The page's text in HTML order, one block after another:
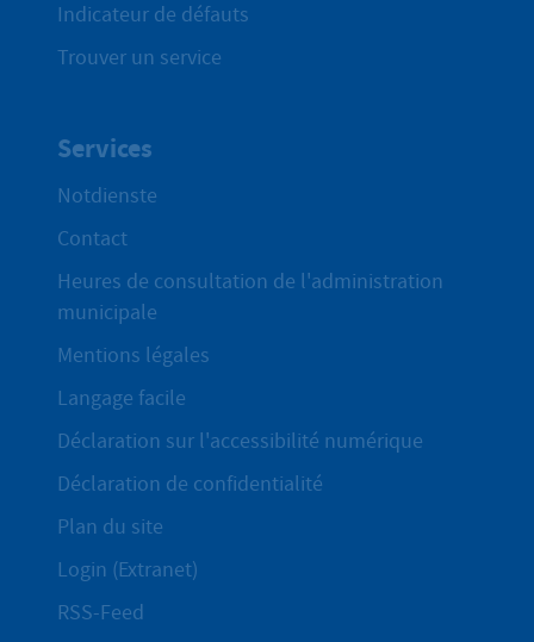
Indicateur de défauts
Trouver un service
Services
Notdienste
Contact
Heures de consultation de l'administration
municipale
Mentions légales
Langage facile
Déclaration sur l'accessibilité numérique
Déclaration de confidentialité
Plan du site
Login (Extranet)
RSS-Feed